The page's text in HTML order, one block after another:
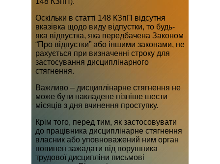
Оскільки в статті 148 КЗпП відсутня
вказівка щодо виду відпустки, то будь-
яка відпустка, яка передбачена Законом
“Про відпустки” або іншими законами, не
рахується при визначенні строку для
застосування дисциплінарного
стягнення.
Важливо – дисциплінарне стягнення не
може бути накладене пізніше шести
місяців з дня вчинення проступку.
Крім того, перед тим, як застосовувати
до працівника дисциплінарне стягнення
власник або уповноважений ним орган
повинен зажадати від порушника
трудової дисципліни письмові